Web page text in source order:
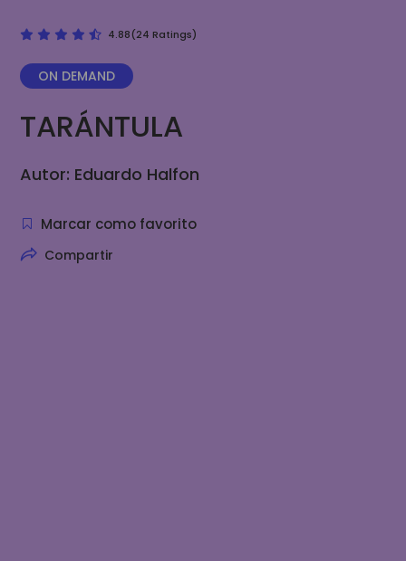
4.88(24 Ratings)
ON DEMAND
TARÁNTULA
Autor: Eduardo Halfon
Marcar como favorito
Compartir